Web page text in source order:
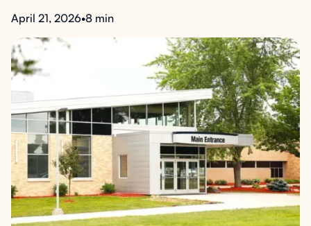
April 21, 2026•8 min